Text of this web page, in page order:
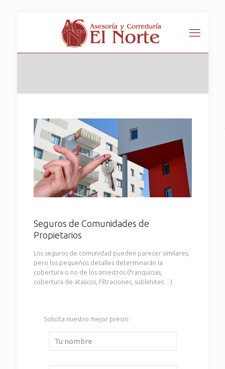
Seguros de Comunidades de
Propietarios
Los seguros de comunidad pueden parecer similares,
pero los pequeños detalles determinarán la
cobertura o no de los siniestros (franquicias,
cobertura de atascos, filtraciones, sublimites…).
Solicita nuestro mejor precio: